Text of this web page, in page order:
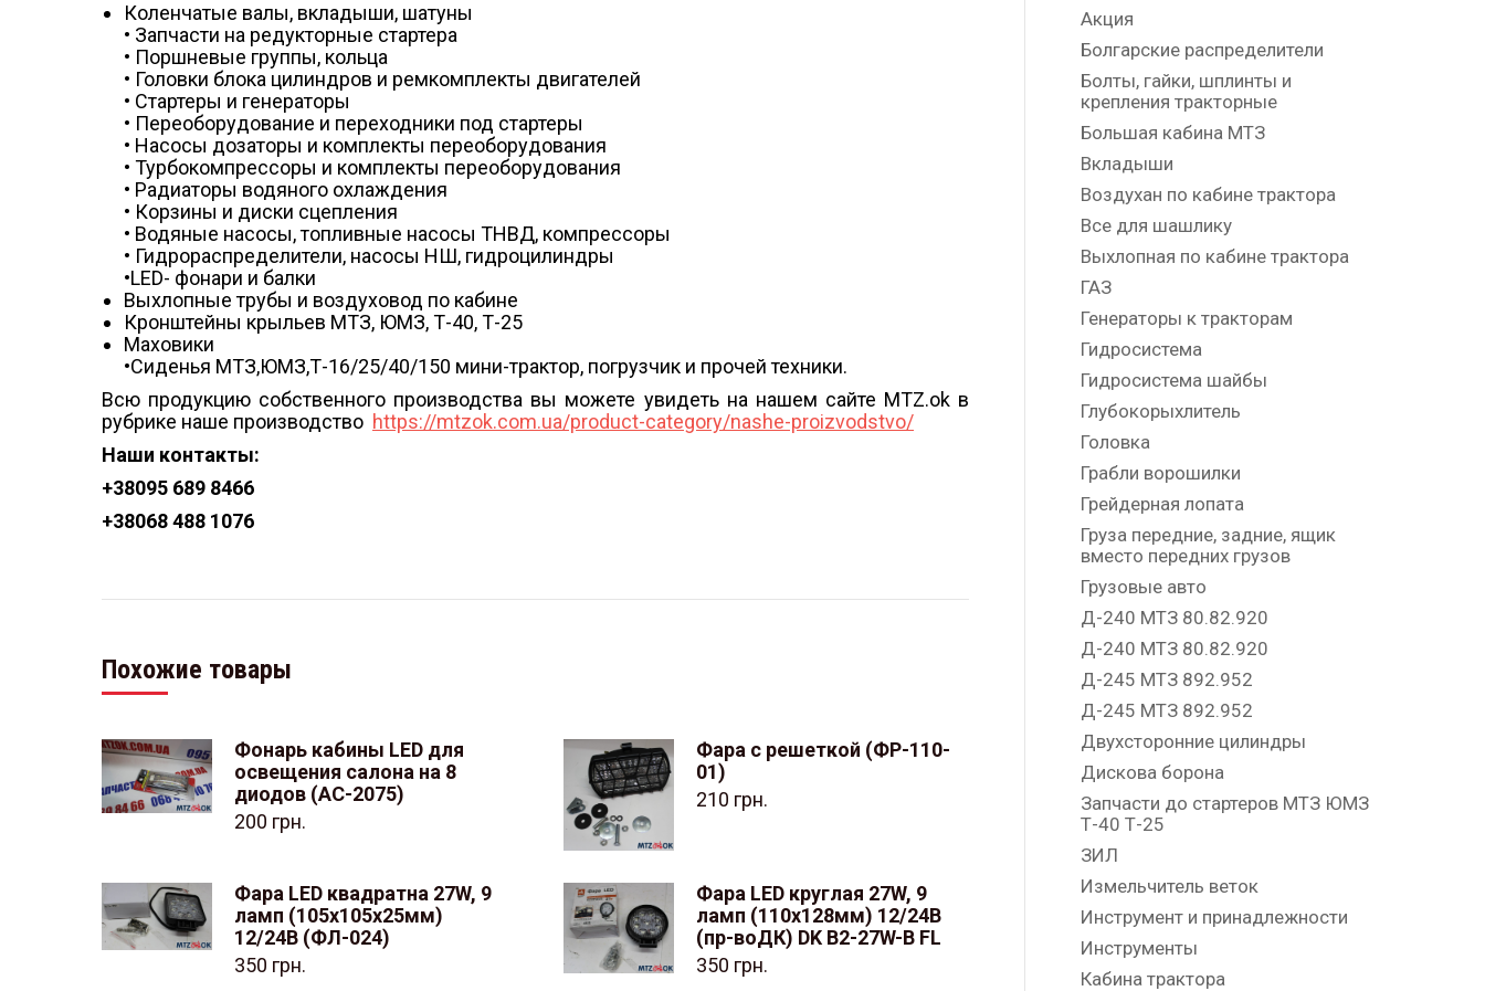
Коленчатые валы, вкладыши, шатуны
• Запчасти на редукторные стартера
• Поршневые группы, кольца
• Головки блока цилиндров и ремкомплекты двигателей
• Стартеры и генераторы
• Переоборудование и переходники под стартеры
• Насосы дозаторы и комплекты переоборудования
• Турбокомпрессоры и комплекты переоборудования
• Радиаторы водяного охлаждения
• Корзины и диски сцепления
• Водяные насосы, топливные насосы ТНВД, компрессоры
• Гидрораспределители, насосы НШ, гидроцилиндры
•LED- фонари и балки
Выхлопные трубы и воздуховод по кабине
Кронштейны крыльев МТЗ, ЮМЗ, Т-40, Т-25
Маховики
•Сиденья МТЗ,ЮМЗ,Т-16/25/40/150 мини-трактор, погрузчик и прочей техники.
Всю продукцию собственного производства вы можете увидеть на нашем сайте MTZ.ok в
рубрике наше производство https://mtzok.com.ua/product-category/nashe-proizvodstvo/
Наши контакты:
+38095 689 8466
+38068 488 1076
Похожие товары
Фонарь кабины LED для
освещения салона на 8
диодов (АС-2075)
200 грн.
Фара с решеткой (ФР-110-
01)
210 грн.
Фара LED квадратна 27W, 9
ламп (105х105х25мм)
12/24В (ФЛ-024)
350 грн.
Фара LED круглая 27W, 9
ламп (110х128мм) 12/24В
(пр-воДК) DK B2-27W-B FL
350 грн.
Акция
Болгарские распределители
Болты, гайки, шплинты и
крепления тракторные
Большая кабина МТЗ
Вкладыши
Воздухан по кабине трактора
Все для шашлику
Выхлопная по кабине трактора
ГАЗ
Генераторы к тракторам
Гидросистема
Гидросистема шайбы
Глубокорыхлитель
Головка
Грабли ворошилки
Грейдерная лопата
Груза передние, задние, ящик
вместо передних грузов
Грузовые авто
Д-240 МТЗ 80.82.920
Д-240 МТЗ 80.82.920
Д-245 МТЗ 892.952
Д-245 МТЗ 892.952
Двухсторонние цилиндры
Дискова борона
Запчасти до стартеров МТЗ ЮМЗ
Т-40 Т-25
ЗИЛ
Измельчитель веток
Инструмент и принадлежности
Инструменты
Кабина трактора